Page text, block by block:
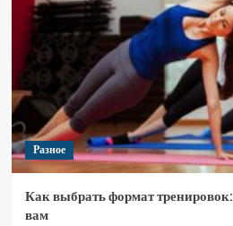
Разное
Как выбрать формат
вам